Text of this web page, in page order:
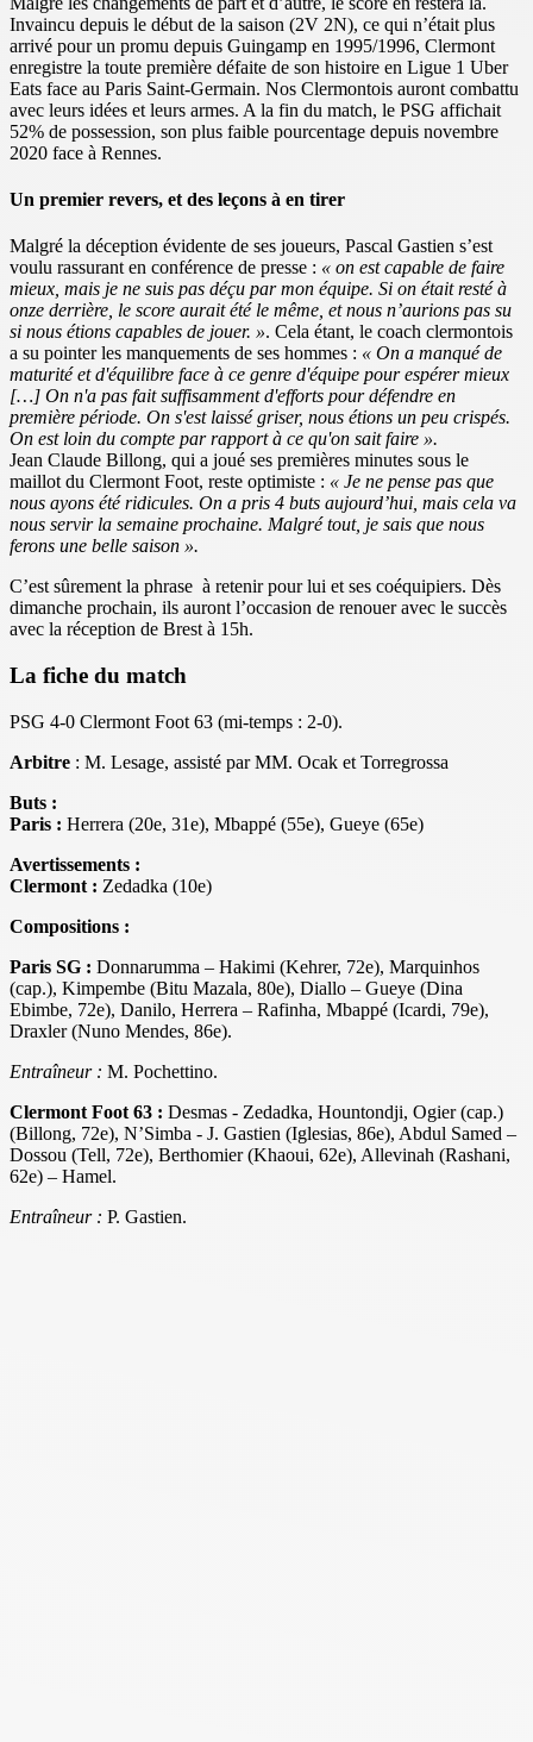
Invaincu depuis le début de la saison (2V 2N), ce qui n’était plus
arrivé pour un promu depuis Guingamp en 1995/1996, Clermont
enregistre la toute première défaite de son histoire en Ligue 1 Uber
Eats face au Paris Saint-Germain. Nos Clermontois auront combattu
avec leurs idées et leurs armes. A la fin du match, le PSG affichait
52% de possession, son plus faible pourcentage depuis novembre
2020 face à Rennes.
Un premier revers, et des leçons à en tirer
Malgré la déception évidente de ses joueurs, Pascal Gastien s’est
voulu rassurant en conférence de presse : « on est capable de faire
mieux, mais je ne suis pas déçu par mon équipe. Si on était resté à
onze derrière, le score aurait été le même, et nous n’aurions pas su
si nous étions capables de jouer. ». Cela étant, le coach clermontois
a su pointer les manquements de ses hommes : « On a manqué de
maturité et d'équilibre face à ce genre d'équipe pour espérer mieux
[…] On n'a pas fait suffisamment d'efforts pour défendre en
première période. On s'est laissé griser, nous étions un peu crispés.
On est loin du compte par rapport à ce qu'on sait faire ».
Jean Claude Billong, qui a joué ses premières minutes sous le
maillot du Clermont Foot, reste optimiste : « Je ne pense pas que
nous ayons été ridicules. On a pris 4 buts aujourd’hui, mais cela va
nous servir la semaine prochaine. Malgré tout, je sais que nous
ferons une belle saison ».
C’est sûrement la phrase à retenir pour lui et ses coéquipiers. Dès
dimanche prochain, ils auront l’occasion de renouer avec le succès
avec la réception de Brest à 15h.
La fiche du match
PSG 4-0 Clermont Foot 63 (mi-temps : 2-0).
Arbitre : M. Lesage, assisté par MM. Ocak et Torregrossa
Buts :
Paris : Herrera (20e, 31e), Mbappé (55e), Gueye (65e)
Avertissements :
Clermont : Zedadka (10e)
Compositions :
Paris SG : Donnarumma – Hakimi (Kehrer, 72e), Marquinhos
(cap.), Kimpembe (Bitu Mazala, 80e), Diallo – Gueye (Dina
Ebimbe, 72e), Danilo, Herrera – Rafinha, Mbappé (Icardi, 79e),
Draxler (Nuno Mendes, 86e).
Entraîneur : M. Pochettino.
Clermont Foot 63 : Desmas - Zedadka, Hountondji, Ogier (cap.)
(Billong, 72e), N’Simba - J. Gastien (Iglesias, 86e), Abdul Samed –
Dossou (Tell, 72e), Berthomier (Khaoui, 62e), Allevinah (Rashani,
62e) – Hamel.
Entraîneur : P. Gastien.